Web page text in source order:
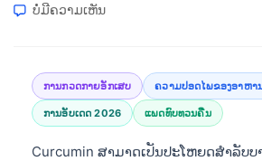
ບໍ່​ມີ​ຄວາມ​ເຫັນ
ການກວດກາຍອັກເສບ ຄວາມປອດໄພຂອງອາຫາ
ການອັບເດດ 2026 ແພດທົບທວນຄືນ
Curcumin ສາມາດເປັນປະໂຫຍດສຳລັບບ